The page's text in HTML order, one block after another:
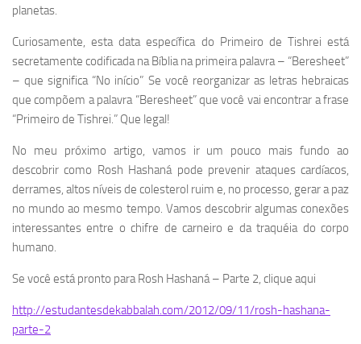
planetas.
Curiosamente, esta data específica do Primeiro de Tishrei está
secretamente codificada na Bíblia na primeira palavra – “Beresheet”
– que significa “No início” Se você reorganizar as letras hebraicas
que compõem a palavra “Beresheet” que você vai encontrar a frase
“Primeiro de Tishrei.” Que legal!
No meu próximo artigo, vamos ir um pouco mais fundo ao
descobrir como Rosh Hashaná pode prevenir ataques cardíacos,
derrames, altos níveis de colesterol ruim e, no processo, gerar a paz
no mundo ao mesmo tempo. Vamos descobrir algumas conexões
interessantes entre o chifre de carneiro e da traquéia do corpo
humano.
Se você está pronto para Rosh Hashaná – Parte 2, clique aqui
http://estudantesdekabbalah.com/2012/09/11/rosh-hashana-
parte-2